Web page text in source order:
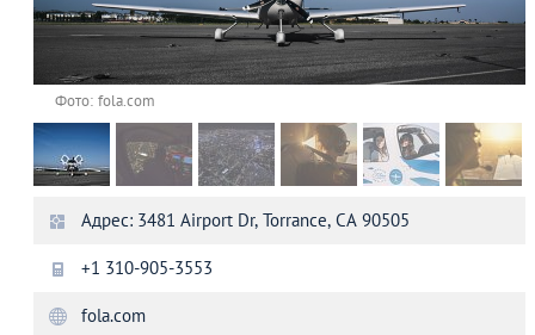
Фото: fola.com
Адрес: 3481 Airport Dr, Torrance, CA 90505
+1 310-905-3553
fola.com